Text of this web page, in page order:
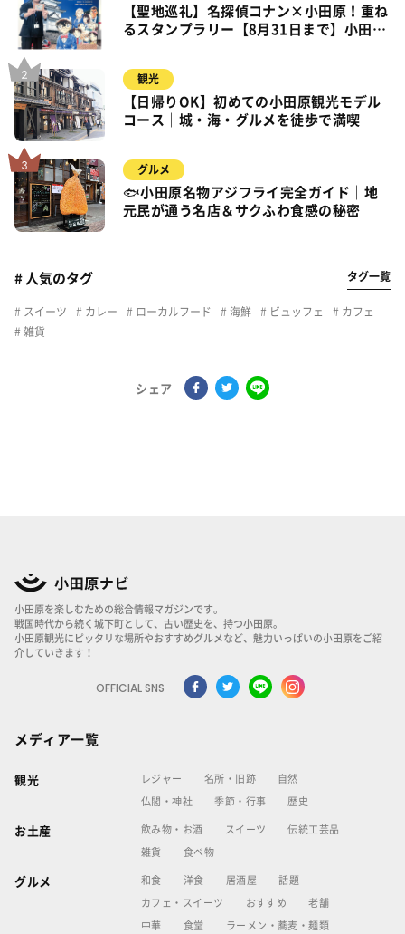
【聖地巡礼】名探偵コナン×小田原！重ね
るスタンプラリー【8月31日まで】小田
観光
【日帰りOK】初めての小田原観光モデル
コース｜城・海・グルメを徒歩で満喫
グルメ
🐟小田原名物アジフライ完全ガイド｜地
元民が通う名店＆サクふわ食感の秘密
# 人気のタグ タグ一覧
スイーツ カレー ローカルフード 海鮮 ビュッフェ
カフェ
雑貨
シェア
小田原を楽しむための総合情報マガジンです。
戦国時代から続く城下町として、古い歴史を、持つ小田原。
小田原観光にピッタリな場所やおすすめグルメなど、魅力いっぱいの小田原をご紹
介していきます！
OFFICIAL SNS
メディア一覧
観光 レジャー 名所・旧跡 自然
仏閣・神社 季節・行事 歴史
お土産 飲み物・お酒 スイーツ 伝統工芸品
雑貨 食べ物
グルメ 和食 洋食 居酒屋 話題
カフェ・スイーツ おすすめ 老舗
中華 食堂 ラーメン・蕎麦・麺類